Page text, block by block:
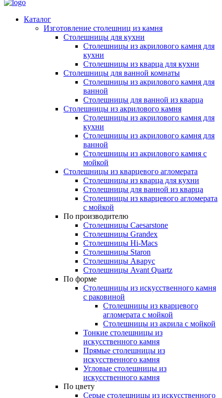
Каталог
Изготовление столешниц из камня
Столешницы для кухни
Столешницы из акрилового камня для
кухни
Столешницы из кварца для кухни
Столешницы для ванной комнаты
Столешницы из акрилового камня для
ванной
Столешницы для ванной из кварца
Столешницы из акрилового камня
Столешницы из акрилового камня для
кухни
Столешницы из акрилового камня для
ванной
Столешницы из акрилового камня с
мойкой
Столешницы из кварцевого агломерата
Столешницы из кварца для кухни
Столешницы для ванной из кварца
Столешницы из кварцевого агломерата
с мойкой
По производителю
Столешницы Caesarstone
Столешницы Grandex
Столешницы Hi-Macs
Столешницы Staron
Столешницы Аварус
Столешницы Avant Quartz
По форме
Столешницы из искусственного камня
с раковиной
Столешницы из кварцевого
агломерата с мойкой
Столешницы из акрила с мойкой
Тонкие столешницы из
искусственного камня
Прямые столешницы из
искусственного камня
Угловые столешницы из
искусственного камня
По цвету
Серые столешницы из искусственного